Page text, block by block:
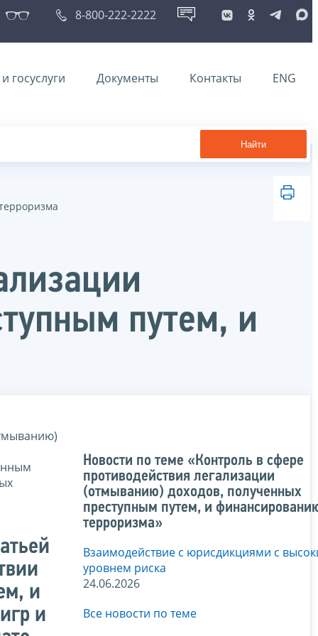
8-800-222-2222
госуслуги Документы Контакты ENG
Найти
путем, и
и
и
Новости по теме «Контроль в сфере
противодействия легализации
(отмыванию) доходов, полученных
преступным путем, и
терроризма»
Взаимодействие с юрисдикциями с
уровнем риска
24.06.2026
Все новости по теме